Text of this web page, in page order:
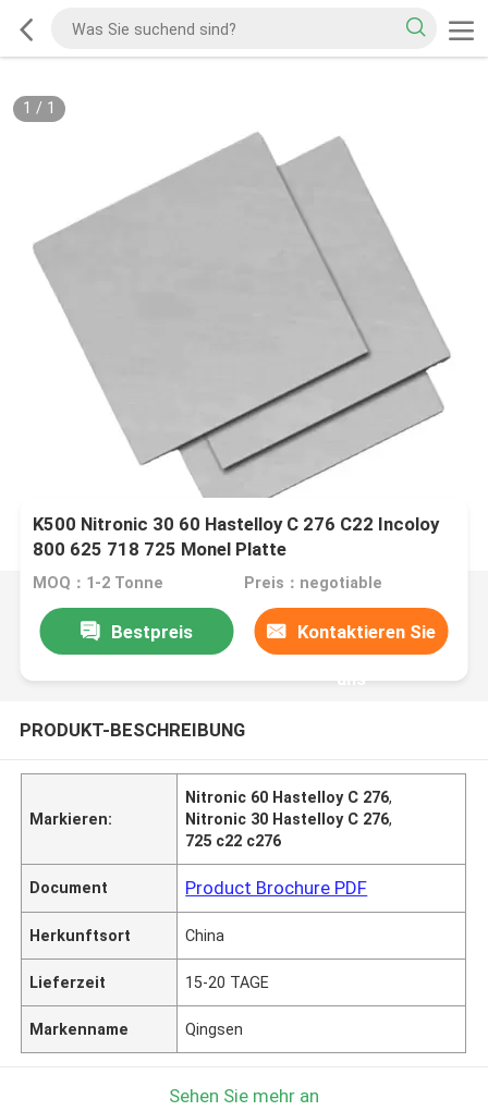
1 / 1
K500 Nitronic 30 60 Hastelloy C 276 C22 Incoloy
800 625 718 725 Monel Platte
MOQ：1-2 Tonne Preis：negotiable
Bestpreis Kontaktieren Sie
uns
PRODUKT-BESCHREIBUNG
Markieren:
Nitronic 60 Hastelloy C 276,
Nitronic 30 Hastelloy C 276,
725 c22 c276
Document Product Brochure PDF
Herkunftsort China
Lieferzeit 15-20 TAGE
Markenname Qingsen
Sehen Sie mehr an